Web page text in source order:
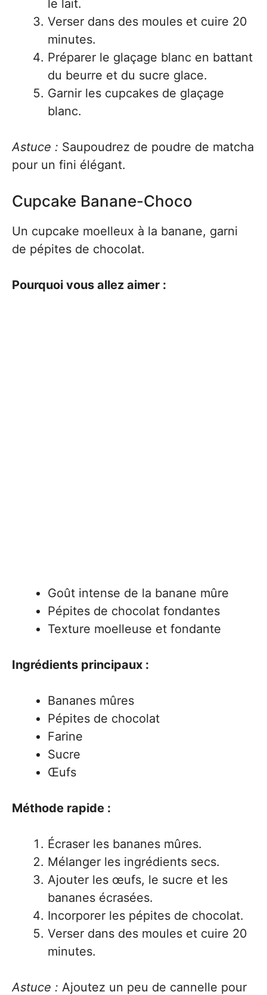
le lait.
Verser dans des moules et cuire 20
minutes.
Préparer le glaçage blanc en battant
du beurre et du sucre glace.
Garnir les cupcakes de glaçage
blanc.
Astuce : Saupoudrez de poudre de matcha
pour un fini élégant.
Cupcake Banane-Choco
Un cupcake moelleux à la banane, garni
de pépites de chocolat.
Pourquoi vous allez aimer :
Goût intense de la banane mûre
Pépites de chocolat fondantes
Texture moelleuse et fondante
Ingrédients principaux :
Bananes mûres
Pépites de chocolat
Farine
Sucre
Œufs
Méthode rapide :
Écraser les bananes mûres.
Mélanger les ingrédients secs.
Ajouter les œufs, le sucre et les
bananes écrasées.
Incorporer les pépites de chocolat.
Verser dans des moules et cuire 20
minutes.
Astuce : Ajoutez un peu de cannelle pour